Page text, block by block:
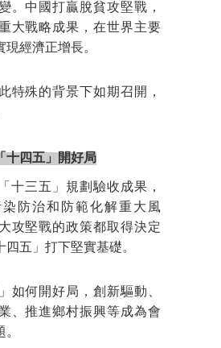
。中國打贏脫貧攻堅戰，
大戰略成果，在世界主要
經濟正增長。
特殊的背景下如期召開，
十四五」開好局
十三五」規劃驗收成果，
防治和防範化解重大風
攻堅戰的政策都取得決定
五」打下堅實基礎。
如何開好局，創新驅動、
、推進鄉村振興等成為會